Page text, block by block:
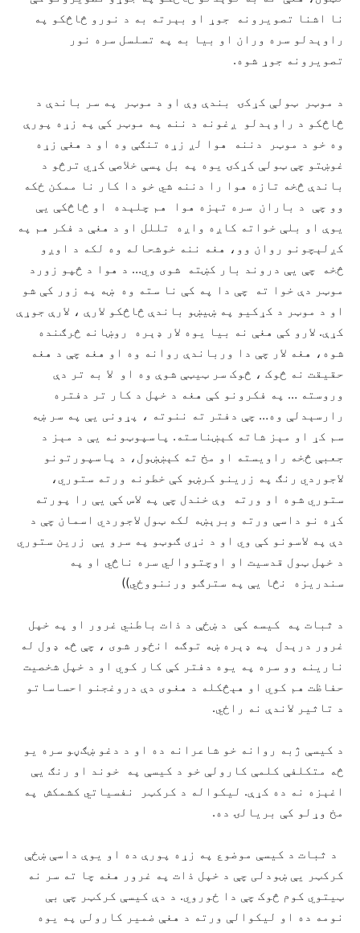
نا اشنا تصویرونه جوړ او بېرته به د نورو څاڅکو په
راوېدلو سره وران او بیا به په تسلسل سره نور
تصویرونه جوړ شوه.
د موټر ټولې کړکۍ بندې وې او د موټر په سر باندې د
څاڅکو د راوېدلو ږغونه د ننه په موټر کې په زړه پورې
وه خو د موټر دننه هوا لږ زړه تنګې وه او د هغې زړه
غوښتو چې ټولې کړکۍ یوه په بل پسې خلاصې کړي ترڅو د
باندې څخه تازه هوا را دننه شي خو دا کار نا ممکن ځکه
وو چې د باران سره تېزه هوا هم چلېده او څاڅکې یې
یوې او بلې خواته کاږه واږه تللل او د هغې د فکر هم په
کږلېچونو روان وو، هغه ننه خوشحاله وه لکه د اوږو
څخه چې یې دروند بار کښته شوی وي… د هوا د څپو زورد
موټر دې خوا ته چې دا په کې نا سته وه ښه په زور کې شو
او د موټر د کړکیو په ښیښو باندې څاڅکو لارې ، لارې جوړې
کړې. لارو کې هغې نه بیا یوه لار ډېره روښانه څرګنده
شوه، هغه لار چې دا ورباندې روانه وه او هغه چې د هغه
حقیقت نه څوک ، څوک سر ټیټې شوې وه او لا به تر دې
وروسته … په فکرونو کې هغه د خپل د کار تر دفتره
رارسېدلې وه… چې دفتر ته ننوته ، پړونی یې په سر ښه
سم کړ او مېز شاته کېښناسته. پاسپوټونه یې د مېز د
جعبې څخه راویسته او مخ ته کېښښول، د پاسپورتونو
لاجوردي رنګ په زرینو کرښو کې خطونه ورته ستوري،
ستوري شوه او ورته وې خندل چې په لاس کې یې را پورته
کړه نو داسې ورته وبرېښه لکه ټول لاجوردي اسمان چې د
دې په لاسونو کې وي او د نړی ګوټو په سرو یې زرین ستوري
د خپل ټول قدسیت او اوچتووالي سره ناڅي او په
سندریزه نڅا یې په سترګو ورننووځي))
د ثبات په کیسه کې د ښځې د ذات باطني غرور او په خپل
غرور درېدل په ډېره ښه توګه انځور شوی ، چې څه ډول له
نارینه وو سره په یوه دفتر کې کار کوي او د خپل شخصیت
حفاظت هم کوي او هېڅکله د هغوی دې دروغجنو احساساتو
د تاثیر لاندې نه راځي.
د کیسې ژبه روانه خو شاعرانه ده او د دغو ښګڼو سره یو
څه متکلفې کلمې کارولې خو د کیسې په خوند او رنګ یې
اغېزه نه ده کړې. لیکواله د کرکټر نفسیاتي کشمکش په
مخ وړلو کې بریالۍ ده.
د ثبات د کیسې موضوع په زړه پورې ده او یوې داسې ښځې
کرکټر یې ښودلی چې د خپل ذات په غرور هغه چا ته سر نه
ټیتوي کوم څوک چې دا ځوروي. د دې کیسې کرکټر چې بې
نومه ده او لیکوالې ورته د هغې ضمیر کارولی په یوه